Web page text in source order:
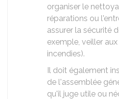
organiser le
réparations ou
assurer la sécurité
exemple, veiller
incendies).
Il doit également
de l'assemblée
qu'il juge utile ou